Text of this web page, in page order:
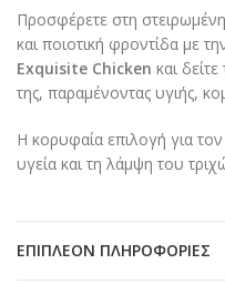
Προσφέρετε στη
και ποιοτική φροντίδα με
Exquisite Chicken και
της, παραμένοντας υγιής,
Η κορυφαία επιλογή για
υγεία και τη λάμψη του
ΕΠΙΠΛΈΟΝ ΠΛΗΡΟΦΟΡΊΕΣ